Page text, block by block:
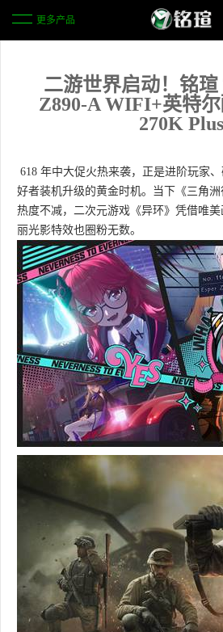
更多产品
二游世界启动！铭
Z890-A WIFI+英特
270K Plus
618 年中大促火热来袭，正是进阶玩家
好者装机升级的黄金时机。当下《三角
热度不减，二次元游戏《异环》凭借唯
丽光影特效也圈粉无数。